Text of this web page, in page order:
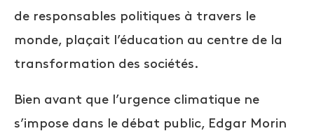
de responsables politiques à travers le
monde, plaçait l’éducation au centre de la
transformation des sociétés.
Bien avant que l’urgence climatique ne
s’impose dans le débat public, Edgar Morin